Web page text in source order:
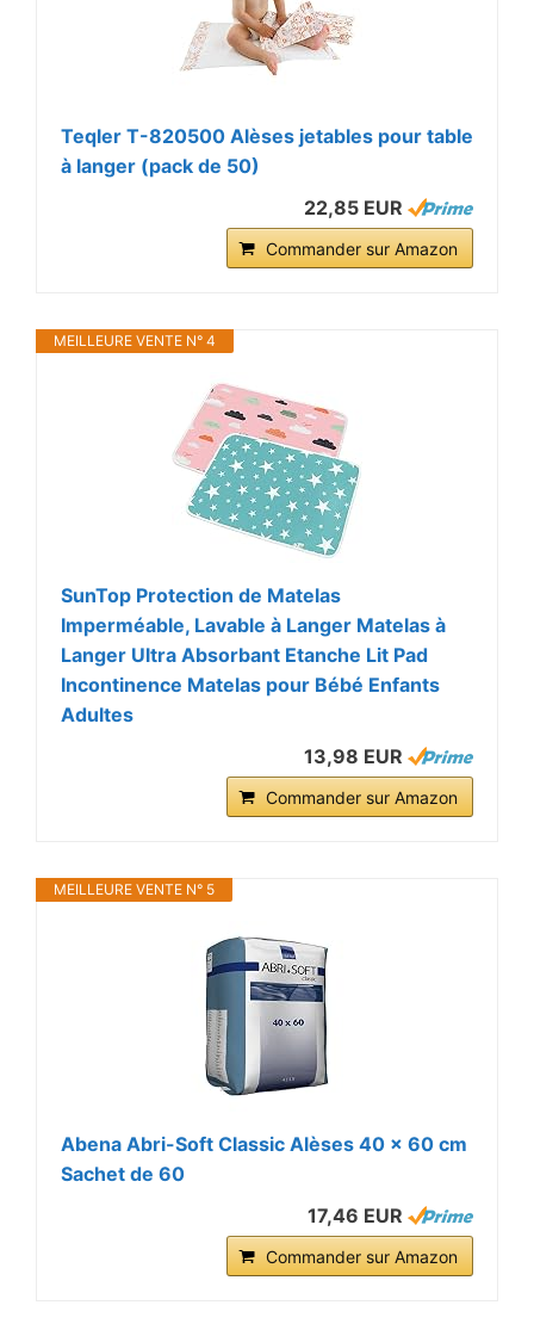
Teqler T-820500 Alèses jetables pour table
à langer (pack de 50)
22,85 EUR
Commander sur Amazon
MEILLEURE VENTE N° 4
SunTop Protection de Matelas
Imperméable, Lavable à Langer Matelas à
Langer Ultra Absorbant Etanche Lit Pad
Incontinence Matelas pour Bébé Enfants
Adultes
13,98 EUR
Commander sur Amazon
MEILLEURE VENTE N° 5
Abena Abri-Soft Classic Alèses 40 x 60 cm
Sachet de 60
17,46 EUR
Commander sur Amazon